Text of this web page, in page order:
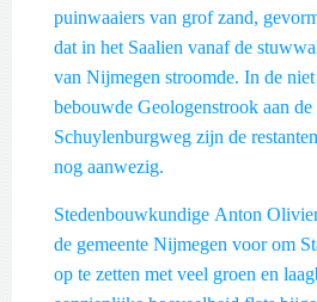
puinwaaiers van grof zand,
dat in het Saalien vanaf de
van Nijmegen stroomde. In de niet
bebouwde Geologenstrook aan de
Schuylenburgweg zijn de
nog aanwezig.
Stedenbouwkundige Anton
de gemeente Nijmegen voor om
op te zetten met veel groen en